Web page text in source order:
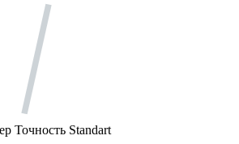
Точность Standart